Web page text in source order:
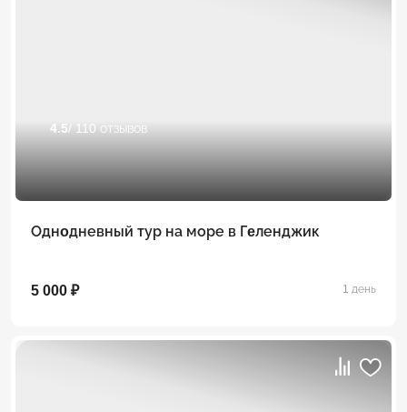
4.5/ 110 отзывов
Однoдневный тур на море в Гeленджик
5 000 ₽ 1 день